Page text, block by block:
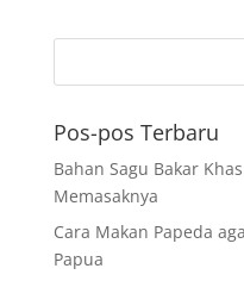
Pos-pos Terbaru
Bahan Sagu Bakar
Memasaknya
Cara Makan Papeda
Papua